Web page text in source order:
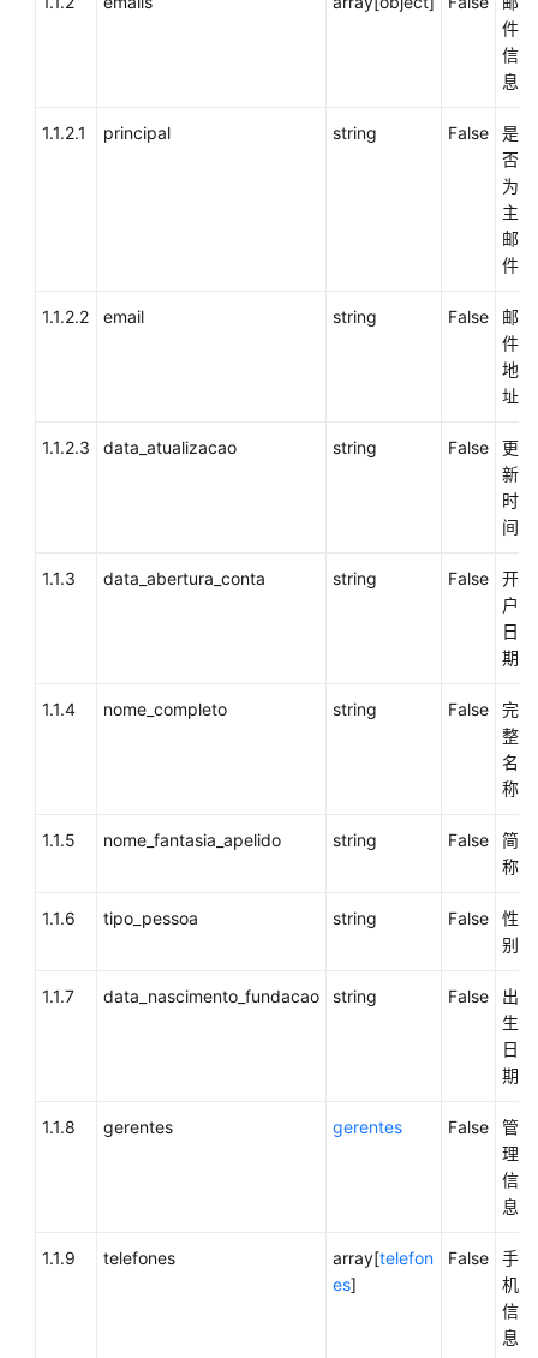
手
线
管
网
成
备
发
件
信
息
1.1.2.1 principal string False
是
否
为
主
邮
件
1.1.2.2 email string False
邮
件
地
址
1.1.2.3 data_atualizacao string False
更
新
时
间
1.1.3 data_abertura_conta string False
开
户
日
期
1.1.4 nome_completo string False
完
整
名
称
1.1.5 nome_fantasia_apelido string False
简
称
1.1.6 tipo_pessoa string False
性
别
1.1.7 data_nascimento_fundacao string False
出
生
日
期
1.1.8 gerentes gerentes False
管
理
信
息
1.1.9 telefones array[telefon
es]
False
手
机
信
息